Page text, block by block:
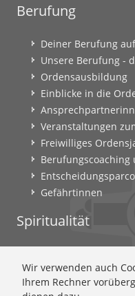
Berufung
Deiner Berufung
Unsere Berufung -
Ordensausbildung
Einblicke in die
Veranstaltungen
Freiwilliges
Gefährtinnen
Spiritualität
Ignatianisch beten:
Ignatianisch und
Wir verwenden auch
Ihrem Rechner